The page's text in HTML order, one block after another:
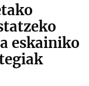
eskainiko